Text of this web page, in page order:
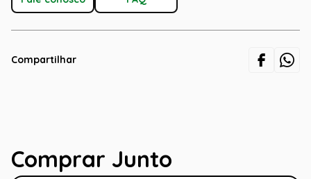
Compartilhar
Comprar Junto